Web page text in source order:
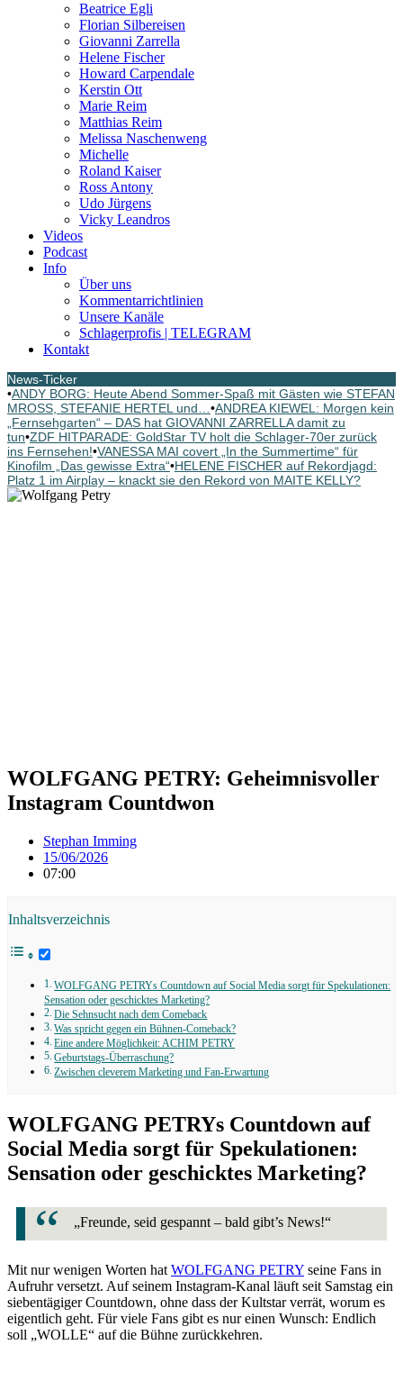
Beatrice Egli
Florian Silbereisen
Giovanni Zarrella
Helene Fischer
Howard Carpendale
Kerstin Ott
Marie Reim
Matthias Reim
Melissa Naschenweng
Michelle
Roland Kaiser
Ross Antony
Udo Jürgens
Vicky Leandros
Videos
Podcast
Info
Über uns
Kommentarrichtlinien
Unsere Kanäle
Schlagerprofis | TELEGRAM
Kontakt
News-Ticker
•ANDY BORG: Heute Abend Sommer-Spaß mit Gästen wie STEFAN
MROSS, STEFANIE HERTEL und… •ANDREA KIEWEL: Morgen kein
„Fernsehgarten“ – DAS hat GIOVANNI ZARRELLA damit zu
tun•ZDF HITPARADE: GoldStar TV holt die Schlager-70er zurück
ins Fernsehen!•VANESSA MAI covert „In the Summertime“ für
Kinofilm „Das gewisse Extra“•HELENE FISCHER auf Rekordjagd:
Platz 1 im Airplay – knackt sie den Rekord von MAITE KELLY?
WOLFGANG PETRY: Geheimnisvoller
Instagram Countdwon
Stephan Imming
15/06/2026
07:00
Inhaltsverzeichnis
WOLFGANG PETRYs Countdown auf Social Media sorgt für Spekulationen:
Sensation oder geschicktes Marketing?
Die Sehnsucht nach dem Comeback
Was spricht gegen ein Bühnen-Comeback?
Eine andere Möglichkeit: ACHIM PETRY
Geburtstags-Überraschung?
Zwischen cleverem Marketing und Fan-Erwartung
WOLFGANG PETRYs Countdown auf
Social Media sorgt für Spekulationen:
Sensation oder geschicktes Marketing?
„Freunde, seid gespannt – bald gibt’s News!“
Mit nur wenigen Worten hat WOLFGANG PETRY seine Fans in
Aufruhr versetzt. Auf seinem Instagram-Kanal läuft seit Samstag ein
siebentägiger Countdown, ohne dass der Kultstar verrät, worum es
eigentlich geht. Für viele Fans gibt es nur einen Wunsch: Endlich
soll „WOLLE“ auf die Bühne zurückkehren.